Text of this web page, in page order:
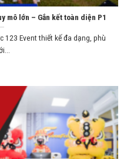
mô lớn – Gắn kết toàn diện P1
123 Event thiết kế đa dạng, phù